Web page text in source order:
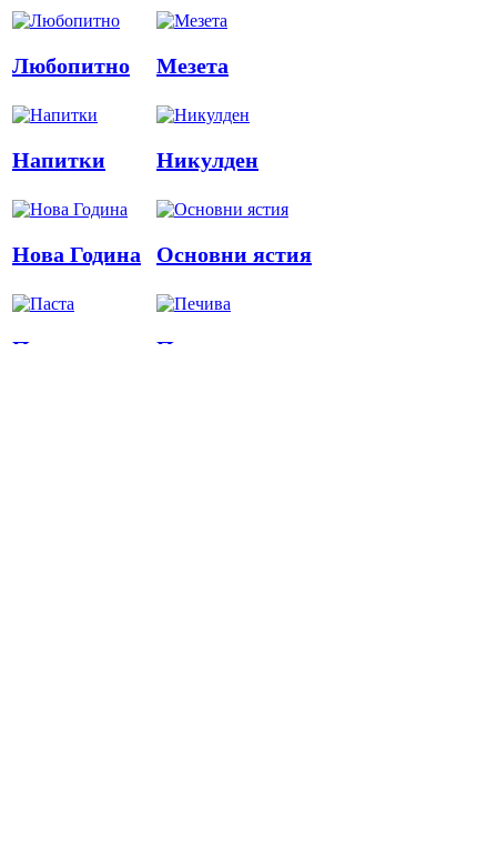
Любопитно Мезета
Напитки Никулден
Нова Година Основни ястия
Паста Печива